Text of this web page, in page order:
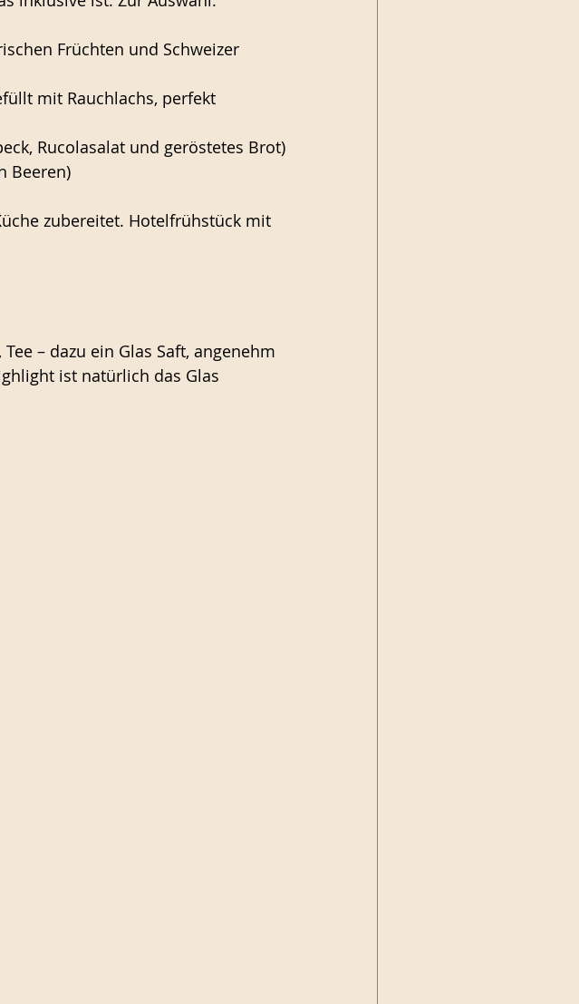
Früchten und Schweizer
mit Rauchlachs, perfekt
Rucolasalat und geröstetes Brot)
Beeren)
zubereitet. Hotelfrühstück mit
– dazu ein Glas Saft, angenehm
ist natürlich das Glas